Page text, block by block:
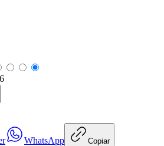
WhatsApp Copiar